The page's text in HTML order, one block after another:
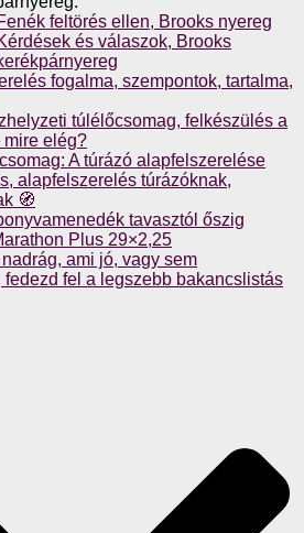
feltörés ellen, Brooks nyereg
és válaszok, Brooks
fogalma, szempontok, tartalma,
túlélőcsomag, felkészülés a
mire elég?
A túrázó alapfelszerelése
alapfelszerelés túrázóknak,
🧭
tavasztól őszig
Plus 29×2,25
ami jó, vagy sem
fedezd fel a legszebb bakancslistás